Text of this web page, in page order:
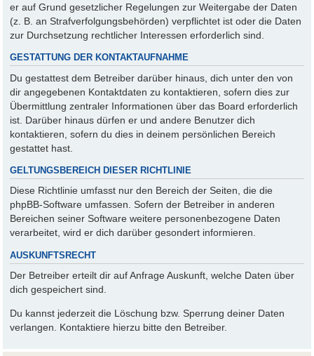
er auf Grund gesetzlicher Regelungen zur Weitergabe der Daten
(z. B. an Strafverfolgungsbehörden) verpflichtet ist oder die Daten
zur Durchsetzung rechtlicher Interessen erforderlich sind.
GESTATTUNG DER KONTAKTAUFNAHME
Du gestattest dem Betreiber darüber hinaus, dich unter den von
dir angegebenen Kontaktdaten zu kontaktieren, sofern dies zur
Übermittlung zentraler Informationen über das Board erforderlich
ist. Darüber hinaus dürfen er und andere Benutzer dich
kontaktieren, sofern du dies in deinem persönlichen Bereich
gestattet hast.
GELTUNGSBEREICH DIESER RICHTLINIE
Diese Richtlinie umfasst nur den Bereich der Seiten, die die
phpBB-Software umfassen. Sofern der Betreiber in anderen
Bereichen seiner Software weitere personenbezogene Daten
verarbeitet, wird er dich darüber gesondert informieren.
AUSKUNFTSRECHT
Der Betreiber erteilt dir auf Anfrage Auskunft, welche Daten über
dich gespeichert sind.
Du kannst jederzeit die Löschung bzw. Sperrung deiner Daten
verlangen. Kontaktiere hierzu bitte den Betreiber.